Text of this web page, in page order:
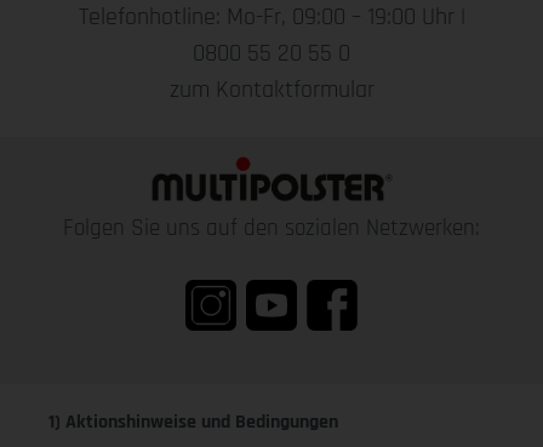
Telefonhotline: Mo-Fr, 09:00 – 19:00 Uhr |
0800 55 20 55 0
zum Kontaktformular
Folgen Sie uns auf den sozialen Netzwerken:
1) Aktionshinweise und Bedingungen